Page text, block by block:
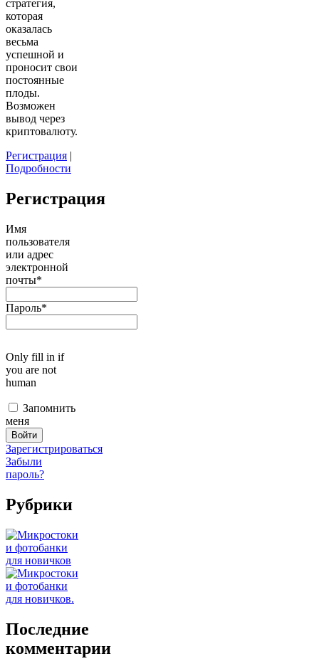
стратегия,
которая
оказалась
весьма
успешной и
проносит свои
постоянные
плоды.
Возможен
вывод через
криптовалюту.
Регистрация |
Подробности
Регистрация
Имя
пользователя
или адрес
электронной
почты*
Пароль*
Only fill in if
you are not
human
Запомнить
меня
Зарегистрироваться
Забыли
пароль?
Рубрики
Последние
комментарии